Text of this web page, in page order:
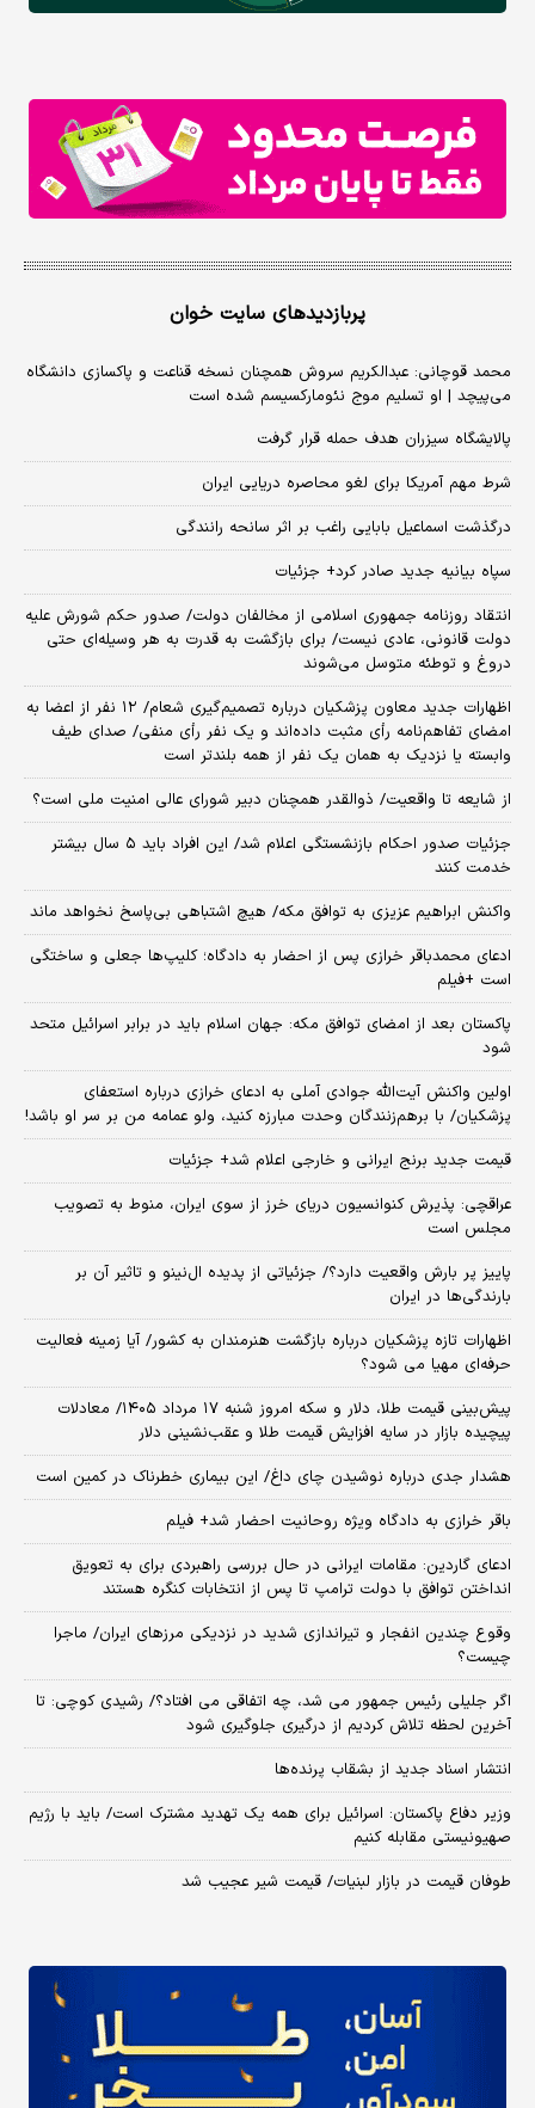
پربازدیدهای سایت خوان
محمد قوچانی: عبدالکریم سروش همچنان نسخه قناعت و پاکسازی دانشگاه
می‌پیچد | او تسلیم موج نئومارکسیسم شده است
پالایشگاه سیزران هدف حمله قرار گرفت
شرط مهم آمریکا برای لغو محاصره دریایی ایران
درگذشت اسماعیل بابایی راغب بر اثر سانحه رانندگی
سپاه بیانیه جدید صادر کرد+ جزئیات
انتقاد روزنامه جمهوری اسلامی از مخالفان دولت/ صدور حکم شورش علیه
دولت قانونی، عادی نیست/ برای بازگشت به قدرت به هر وسیله‌ای حتی
دروغ و توطئه متوسل می‌شوند
اظهارات جدید معاون پزشکیان درباره تصمیم‌گیری شعام/ ۱۲ نفر از اعضا به
امضای تفاهم‌نامه رأی مثبت داده‌اند و یک نفر رأی منفی/ صدای طیف
وابسته یا نزدیک به همان یک نفر از همه بلندتر است
از شایعه تا واقعیت/ ذوالقدر همچنان دبیر شورای ‌عالی امنیت ملی است؟
جزئیات صدور احکام بازنشستگی اعلام شد/ این افراد باید ۵ سال بیشتر
خدمت کنند
واکنش ابراهیم عزیزی به توافق مکه/ هیچ اشتباهی بی‌پاسخ نخواهد ماند
ادعای محمدباقر خرازی پس از احضار به دادگاه؛ کلیپ‌ها جعلی و ساختگی
است +فیلم
پاکستان بعد از امضای توافق مکه: جهان اسلام باید در برابر اسرائیل متحد
شود
اولین واکنش آیت‌الله جوادی آملی به ادعای خرازی درباره استعفای
پزشکیان/ با برهم‌زنندگان وحدت مبارزه کنید، ولو عمامه من بر سر او باشد!
قیمت جدید برنج ایرانی و خارجی اعلام شد+ جزئیات
عراقچی: پذیرش کنوانسیون دریای خرز از سوی ایران، منوط به تصویب
مجلس است
پاییز پر بارش واقعیت دارد؟/ جزئیاتی از پدیده ال‌نینو و تاثیر آن بر
بارندگی‌ها در ایران
اظهارات تازه پزشکیان درباره بازگشت هنرمندان به کشور/ آیا زمینه فعالیت
حرفه‌ای مهیا می شود؟
پیش‌بینی قیمت طلا، دلار و سکه امروز شنبه ۱۷ مرداد ۱۴۰۵/ معادلات
پیچیده بازار در سایه افزایش قیمت طلا و عقب‌نشینی دلار
هشدار جدی درباره نوشیدن چای داغ/ این بیماری خطرناک در کمین است
باقر خرازی به دادگاه ویژه روحانیت احضار شد+ فیلم
ادعای گاردین: مقامات ایرانی در حال بررسی راهبردی برای به تعویق
انداختن توافق با دولت ترامپ تا پس از انتخابات کنگره هستند
وقوع چندین انفجار و تیراندازی شدید در نزدیکی مرز‌های ایران/ ماجرا
چیست؟
اگر جلیلی رئیس جمهور می شد، چه اتفاقی می افتاد؟/ رشیدی کوچی: تا
آخرین لحظه تلاش کردیم از درگیری جلوگیری شود
انتشار اسناد جدید از بشقاب پرنده‌ها
وزیر دفاع پاکستان: اسرائیل برای همه یک تهدید مشترک است/ باید با رژیم
صهیونیستی مقابله کنیم
طوفان قیمت در بازار لبنیات/ قیمت شیر عجیب شد